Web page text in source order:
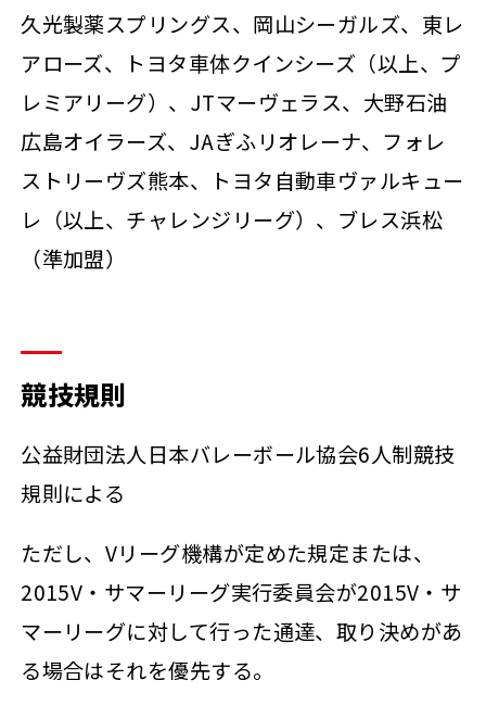
久光製薬スプリングス、岡山シーガルズ、東レ
アローズ、トヨタ車体クインシーズ（以上、プ
レミアリーグ）、JTマーヴェラス、大野石油
広島オイラーズ、JAぎふリオレーナ、フォレ
ストリーヴズ熊本、トヨタ自動車ヴァルキュー
レ（以上、チャレンジリーグ）、ブレス浜松
（準加盟）
競技規則
公益財団法人日本バレーボール協会6人制競技
規則による
ただし、Vリーグ機構が定めた規定または、
2015V・サマーリーグ実行委員会が2015V・サ
マーリーグに対して行った通達、取り決めがあ
る場合はそれを優先する。